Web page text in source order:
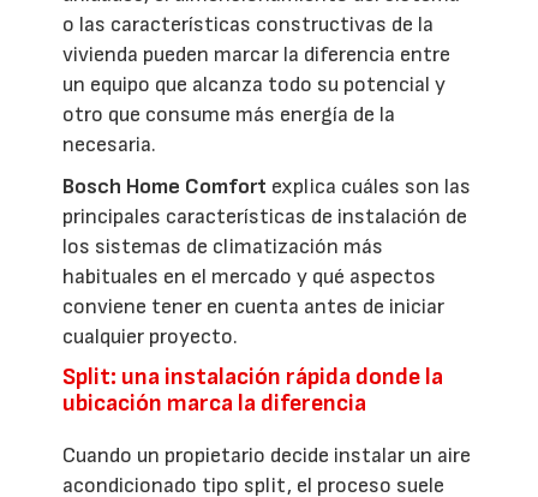
o las características constructivas de la
vivienda pueden marcar la diferencia entre
un equipo que alcanza todo su potencial y
otro que consume más energía de la
necesaria.
Bosch Home Comfort explica cuáles son las
principales características de instalación de
los sistemas de climatización más
habituales en el mercado y qué aspectos
conviene tener en cuenta antes de iniciar
cualquier proyecto.
Split: una instalación rápida donde la
ubicación marca la diferencia
Cuando un propietario decide instalar un aire
acondicionado tipo split, el proceso suele